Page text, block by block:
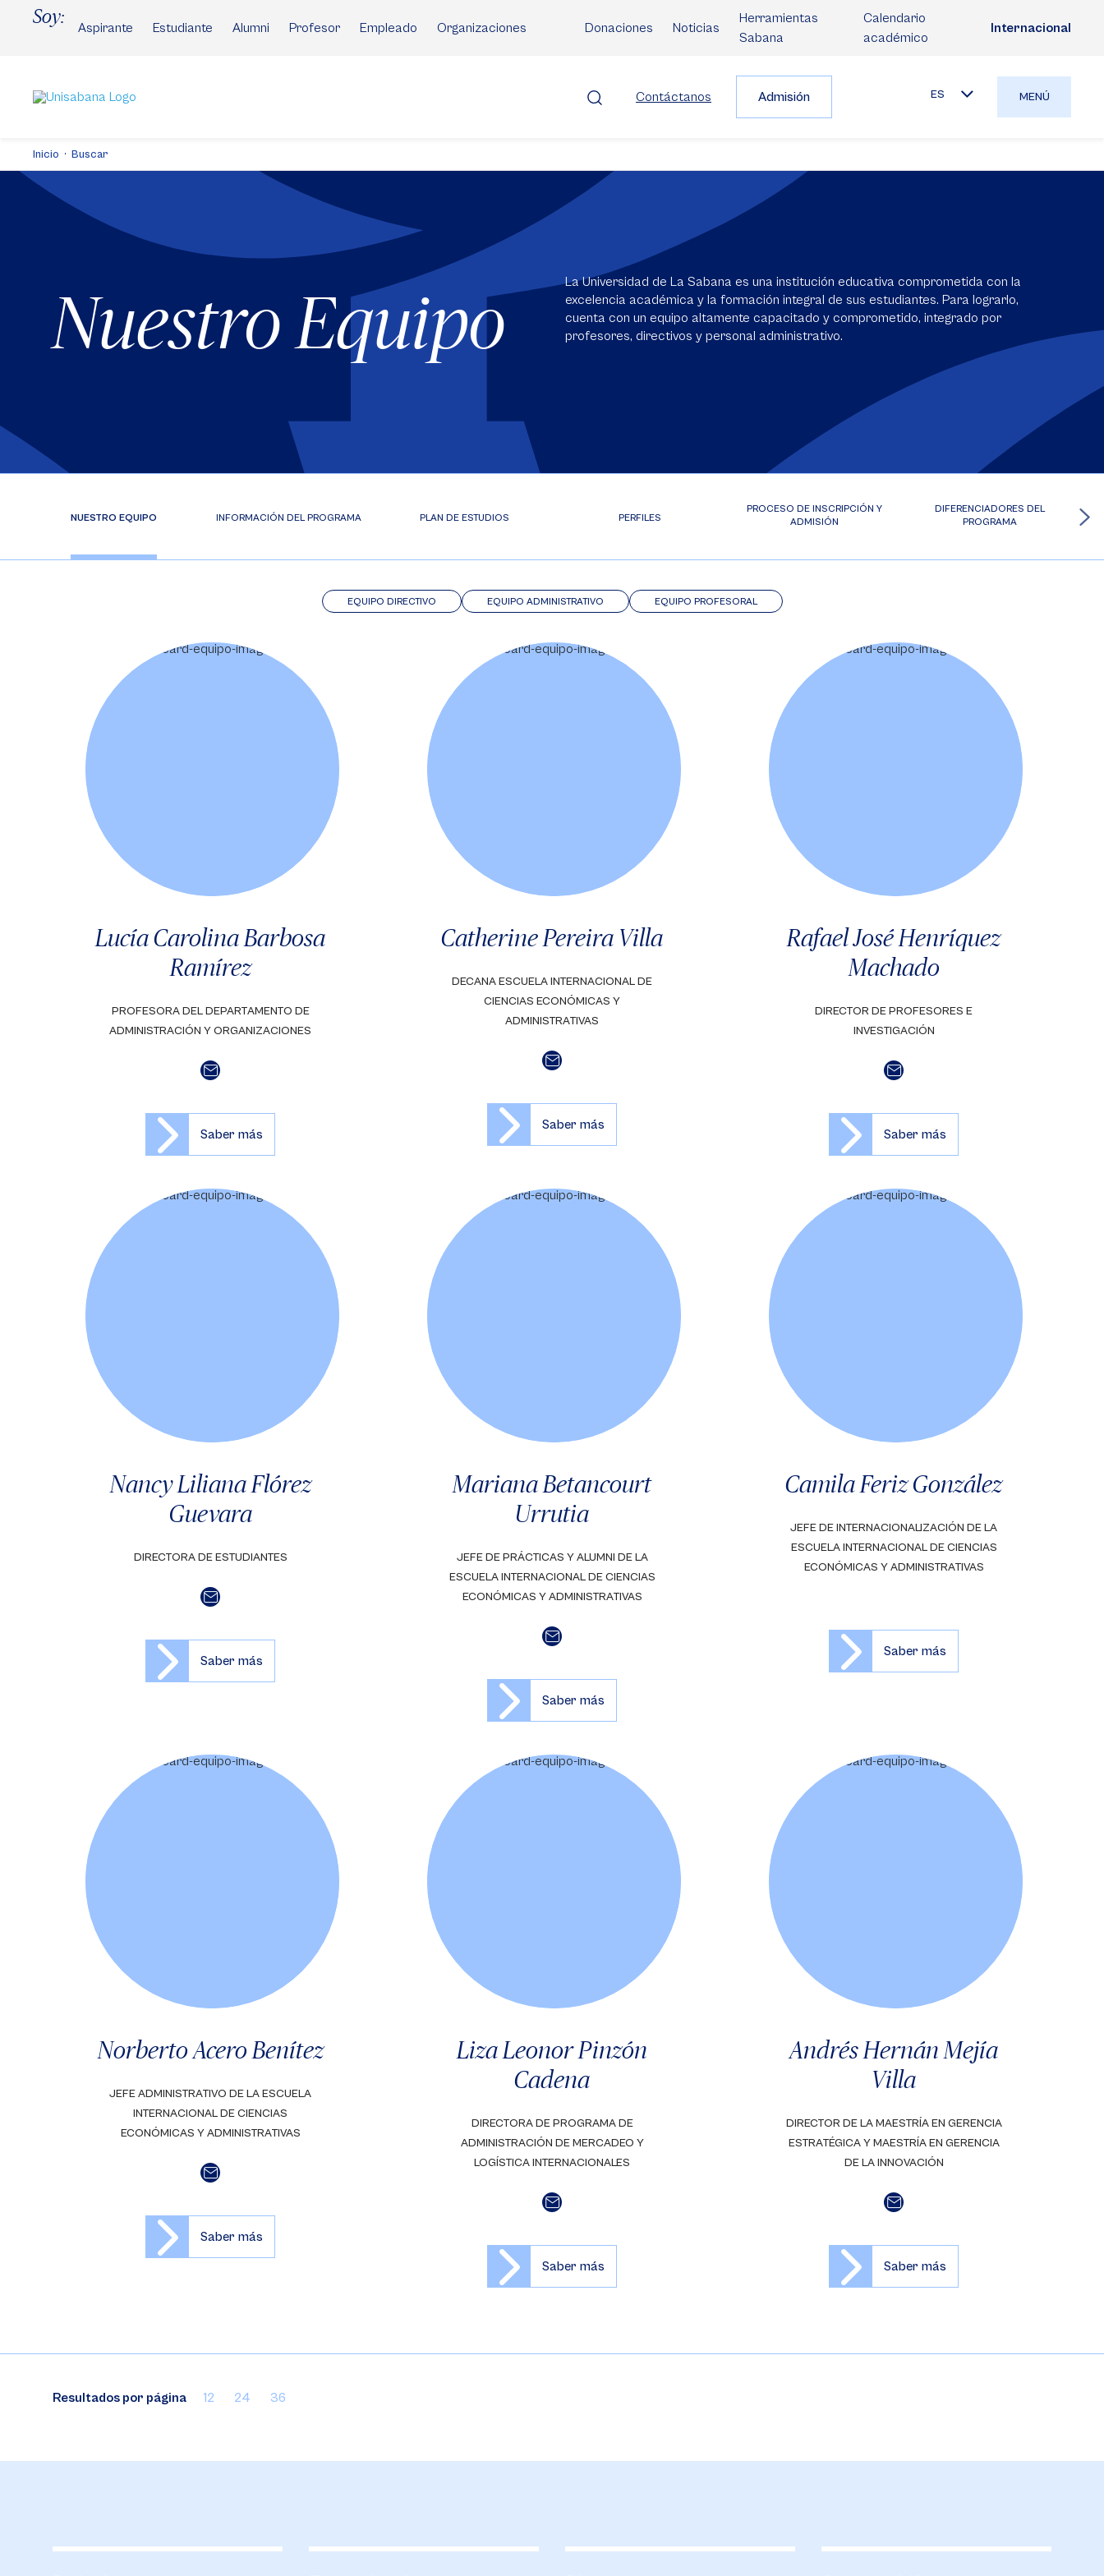
Soy:
Aspirante Estudiante Alumni Profesor Empleado Organizaciones Donaciones Noticias
Herramientas
Sabana
Calendario
académico
Internacional
Contáctanos Admisión ES MENÚ
Inicio Buscar
Nuestro Equipo
La Universidad de La Sabana es una institución educativa comprometida con la
excelencia académica y la formación integral de sus estudiantes. Para lograrlo,
cuenta con un equipo altamente capacitado y comprometido, integrado por
profesores, directivos y personal administrativo.
NUESTRO EQUIPO INFORMACIÓN DEL PROGRAMA PLAN DE ESTUDIOS PERFILES
PROCESO DE INSCRIPCIÓN Y
ADMISIÓN
DIFERENCIADORES DEL
PROGRAMA
EQUIPO PROFESORAL
EQUIPO ADMINISTRATIVO
EQUIPO DIRECTIVO
Lucía Carolina Barbosa
Ramírez
PROFESORA DEL DEPARTAMENTO DE
ADMINISTRACIÓN Y ORGANIZACIONES
Saber más
Catherine Pereira Villa
DECANA ESCUELA INTERNACIONAL DE
CIENCIAS ECONÓMICAS Y
ADMINISTRATIVAS
Saber más
Rafael José Henríquez
Machado
DIRECTOR DE PROFESORES E
INVESTIGACIÓN
Saber más
Nancy Liliana Flórez
Guevara
DIRECTORA DE ESTUDIANTES
Saber más
Mariana Betancourt
Urrutia
JEFE DE PRÁCTICAS Y ALUMNI DE LA
ESCUELA INTERNACIONAL DE CIENCIAS
ECONÓMICAS Y ADMINISTRATIVAS
Saber más
Camila Feriz González
JEFE DE INTERNACIONALIZACIÓN DE LA
ESCUELA INTERNACIONAL DE CIENCIAS
ECONÓMICAS Y ADMINISTRATIVAS
Saber más
Norberto Acero Benítez
JEFE ADMINISTRATIVO DE LA ESCUELA
INTERNACIONAL DE CIENCIAS
ECONÓMICAS Y ADMINISTRATIVAS
Saber más
Liza Leonor Pinzón
Cadena
DIRECTORA DE PROGRAMA DE
ADMINISTRACIÓN DE MERCADEO Y
LOGÍSTICA INTERNACIONALES
Saber más
Andrés Hernán Mejía
Villa
DIRECTOR DE LA MAESTRÍA EN GERENCIA
ESTRATÉGICA Y MAESTRÍA EN GERENCIA
DE LA INNOVACIÓN
Saber más
Resultados por página 12 24 36